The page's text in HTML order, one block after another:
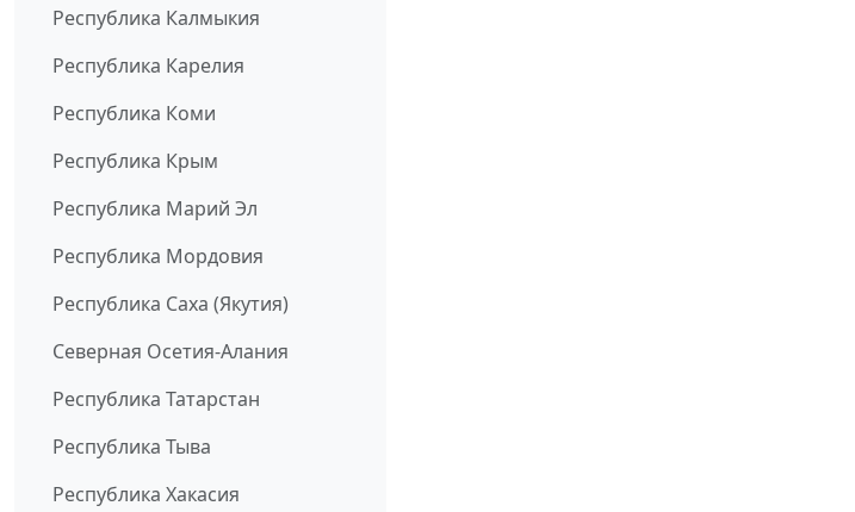
Республика Калмыкия
Республика Карелия
Республика Коми
Республика Крым
Республика Марий Эл
Республика Мордовия
Республика Саха (Якутия)
Северная Осетия-Алания
Республика Татарстан
Республика Тыва
Республика Хакасия